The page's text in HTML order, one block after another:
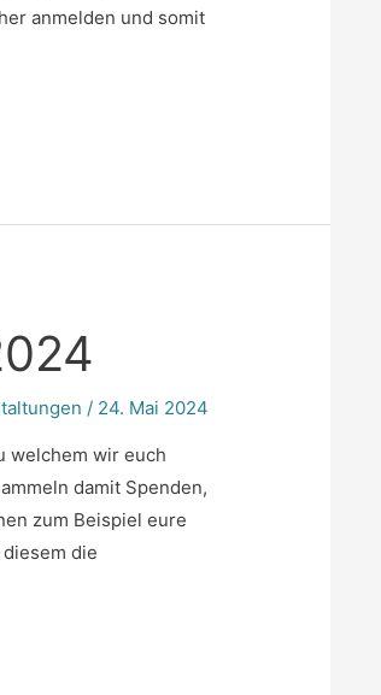
anmelden und somit
/ 24. Mai 2024
welchem wir euch
damit Spenden,
zum Beispiel eure
die